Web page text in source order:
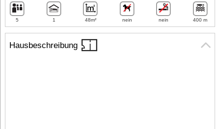
Hausbeschreibung
5 1 48m² nein nein 400 m